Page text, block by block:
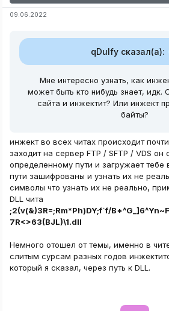
09.06.2022
qDulfy сказал(а):
Мне интересно узнать, как
может быть кто нибудь знает, идк.
сайта и инжектит? Или инжект
байты?
инжект во всех читах происходит
заходит на сервер FTP / SFTP / VDS он
определенному пути и загружает тебе
пути зашифрованы и узнать их не
символы что узнать их не реально,
DLL чита
;2(v(&)3R=;Rm*Ph)DY;f`f/
7R<>63(BJL)\1.dll
Немного отошел от темы, именно в
слитым сурсам разных годов
который я сказал, через путь к DLL.